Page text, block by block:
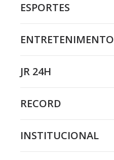
ESPORTES
ENTRETENIMENTO
JR 24H
RECORD
INSTITUCIONAL